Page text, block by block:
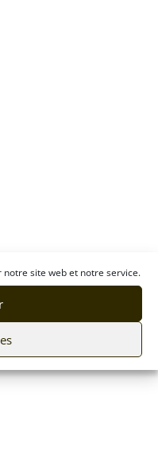
site web et notre service.